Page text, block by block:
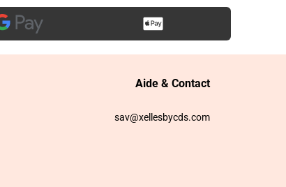
Aide & Contact
sav@xellesbycds.com